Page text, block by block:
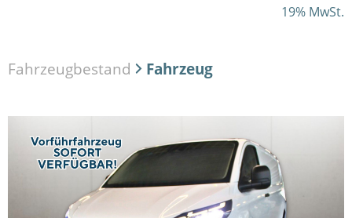
19% MwSt.
Fahrzeugbestand Fahrzeug